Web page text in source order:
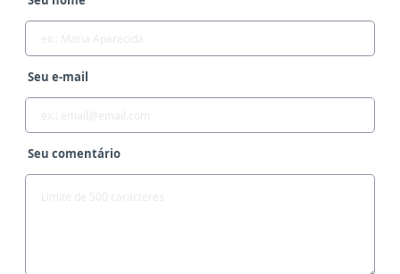
Seu e-mail
Seu comentário